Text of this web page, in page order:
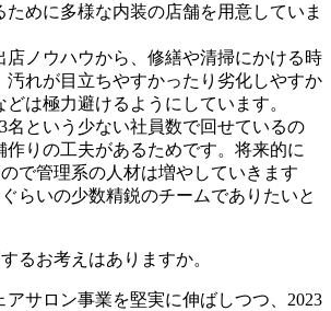
めに多様な内装の店舗を用意していま
店ノウハウから、修繕や清掃にかける時
汚れが目立ちやすかったり劣化しやすか
は極力避けるようにしています。
名という少ない社員数で回せているの
作りの工夫があるためです。将来的に
で管理系の人材は増やしていきます
らいの少数精鋭のチームでありたいと
るお考えはありますか。
アサロン事業を堅実に伸ばしつつ、2023